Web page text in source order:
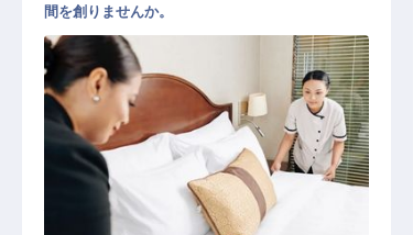
掃除スタッフ
間を創りませんか。